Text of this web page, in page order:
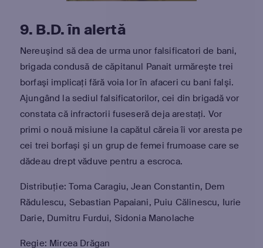
9. B.D. în alertă
Nereuşind să dea de urma unor falsificatori de bani,
brigada condusă de căpitanul Panait urmăreşte trei
borfaşi implicaţi fără voia lor în afaceri cu bani falşi.
Ajungând la sediul falsificatorilor, cei din brigadă vor
constata că infractorii fuseseră deja arestaţi. Vor
primi o nouă misiune la capătul căreia îi vor aresta pe
cei trei borfaşi şi un grup de femei frumoase care se
dădeau drept văduve pentru a escroca.
Distribuție: Toma Caragiu, Jean Constantin, Dem
Rădulescu, Sebastian Papaiani, Puiu Călinescu, Iurie
Darie, Dumitru Furdui, Sidonia Manolache
Regie: Mircea Drăgan